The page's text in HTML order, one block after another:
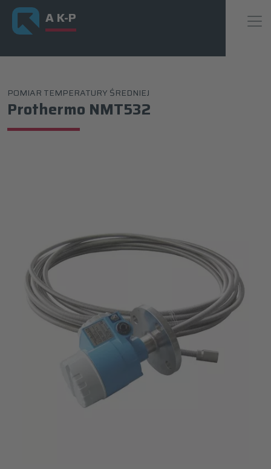
A K-P
POMIAR TEMPERATURY ŚREDNIEJ
Prothermo NMT532